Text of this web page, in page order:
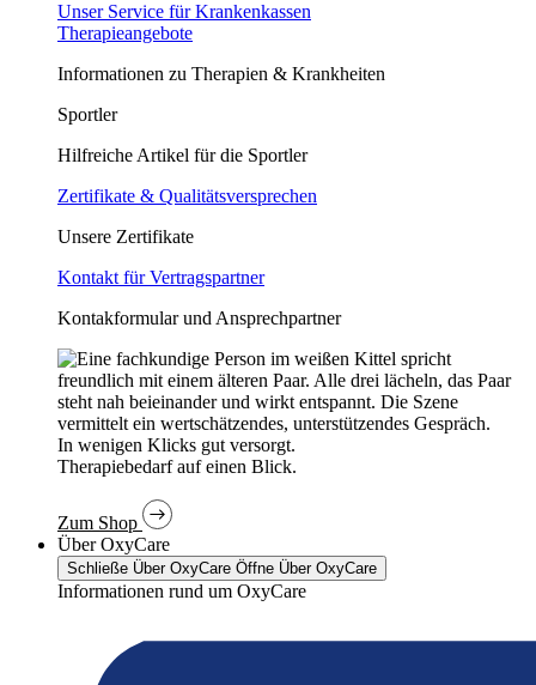
Unser Service für Krankenkassen
Therapieangebote
Informationen zu Therapien & Krankheiten
Sportler
Hilfreiche Artikel für die Sportler
Zertifikate & Qualitätsversprechen
Unsere Zertifikate
Kontakt für Vertragspartner
Kontakformular und Ansprechpartner
In wenigen Klicks gut versorgt.
Therapiebedarf auf einen Blick.
Zum Shop
Über OxyCare
Schließe Über OxyCare Öffne Über OxyCare
Informationen rund um OxyCare